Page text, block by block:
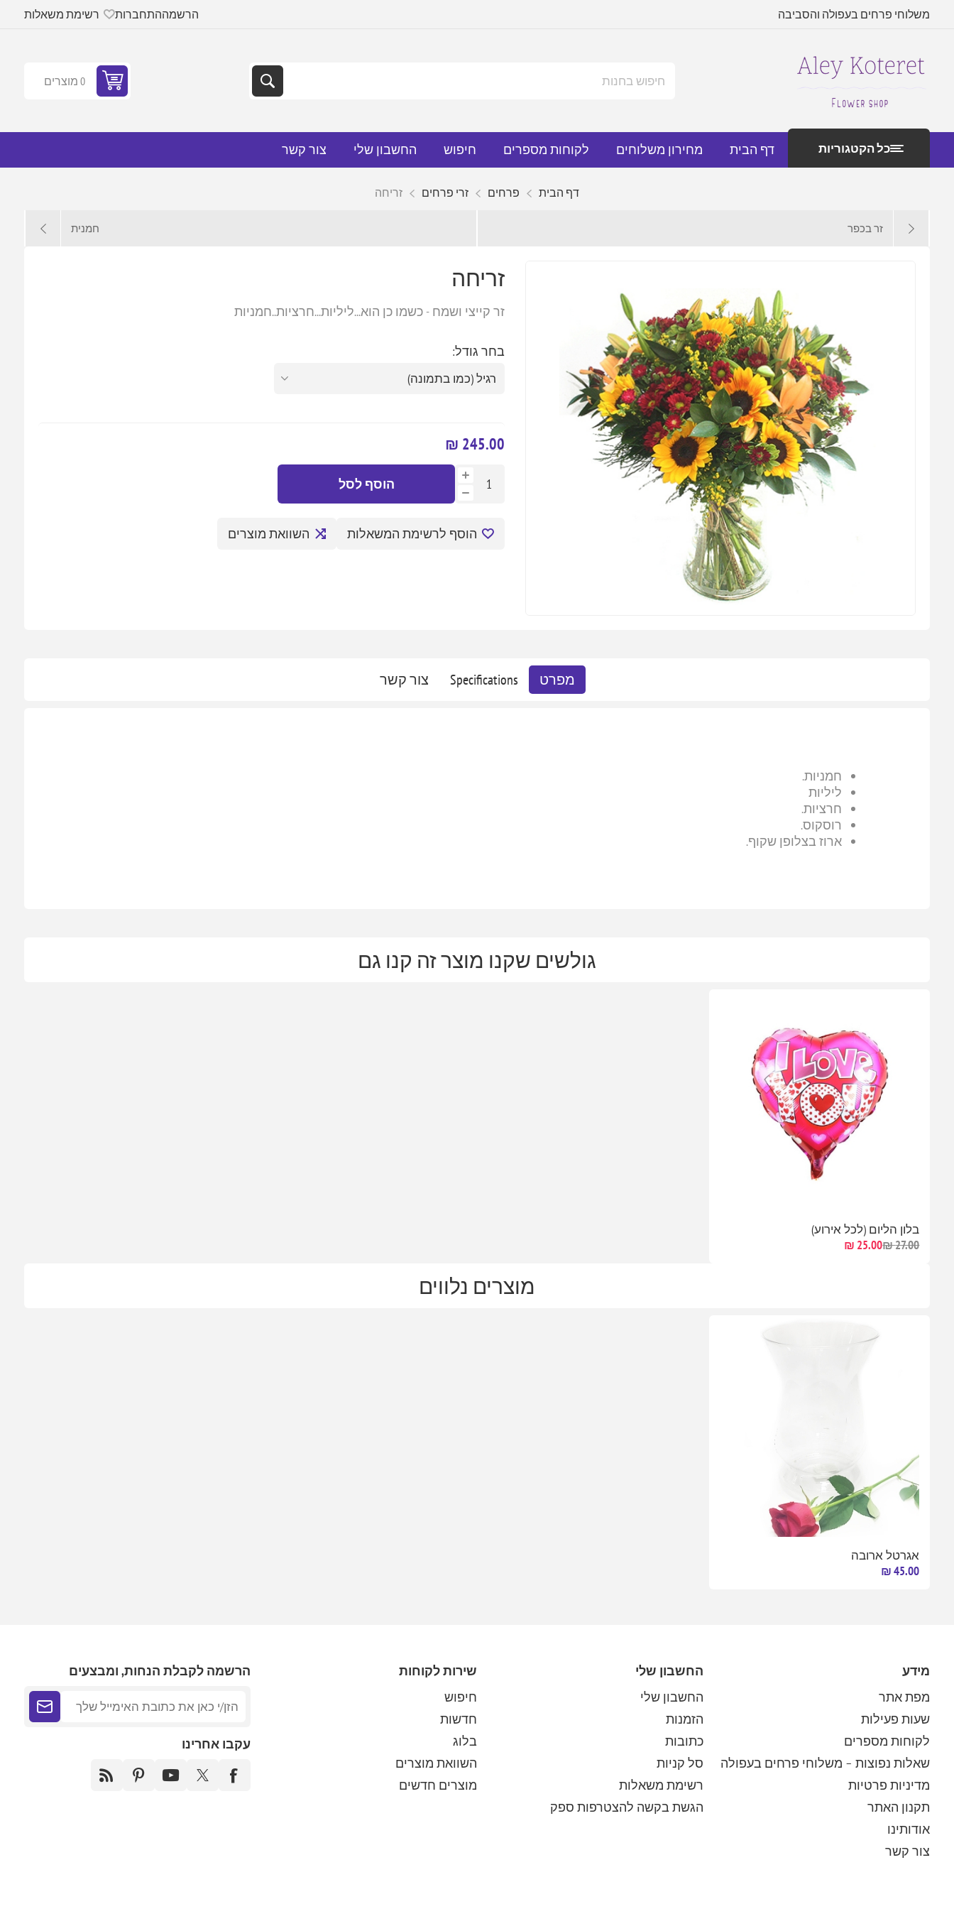
משלוחי פרחים בעפולה והסביבה הרשמההתחברות רשימת משאלות
0 מוצרים
כל הקטגוריות דף הבית מחירון משלוחים לקוחות מספרים חיפוש החשבון שלי צור קשר
דף הבית פרחים זרי פרחים זריחה
זר בכפר חמנית
זריחה
זר קייצי ושמח - כשמו כן הוא...ליליות...חרציות..חמניות
בחר גודל:
245.00 ₪
הוסף לסל
הוסף לרשימת המשאלות השוואת מוצרים
מפרט Specifications צור קשר
חמניות.
ליליות
חרציות.
רוסקוס.
ארוז בצלופן שקוף.
גולשים שקנו מוצר זה קנו גם
בלון הליום (לכל אירוע)
27.00 ₪
25.00 ₪
מוצרים נלווים
אגרטל ארובה
45.00 ₪
מידע
מפת אתר
שעות פעילות
לקוחות מספרים
שאלות נפוצות – משלוחי פרחים בעפולה
מדיניות פרטיות
תקנון האתר
אודותינו
צור קשר
החשבון שלי
החשבון שלי
הזמנות
כתובות
סל קניות
רשימת משאלות
הגשת בקשה להצטרפות ספק
שירות לקוחות
חיפוש
חדשות
בלוג
השוואת מוצרים
מוצרים חדשים
הרשמה לקבלת הנחות, ומבצעים
עקבו אחרינו